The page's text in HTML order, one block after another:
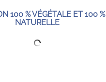
100 % VÉGÉTALE ET 100 %
NATURELLE